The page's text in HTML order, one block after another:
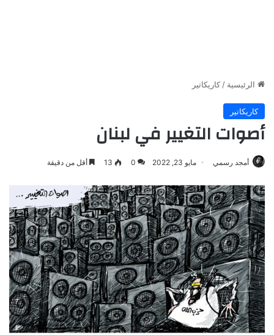
الرئيسية / كاريكاتير
كاريكاتير
أصوات التغيير في لبنان
أمجد رسمي مايو 23, 2022 0
13 أقل من دقيقة